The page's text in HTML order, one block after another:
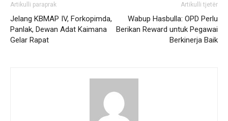
Artikulli paraprak
Jelang KBMAP IV, Forkopimda,
Panlak, Dewan Adat Kaimana
Gelar Rapat
Artikulli tjetër
Wabup Hasbulla: OPD Perlu
Berikan Reward untuk Pegawai
Berkinerja Baik